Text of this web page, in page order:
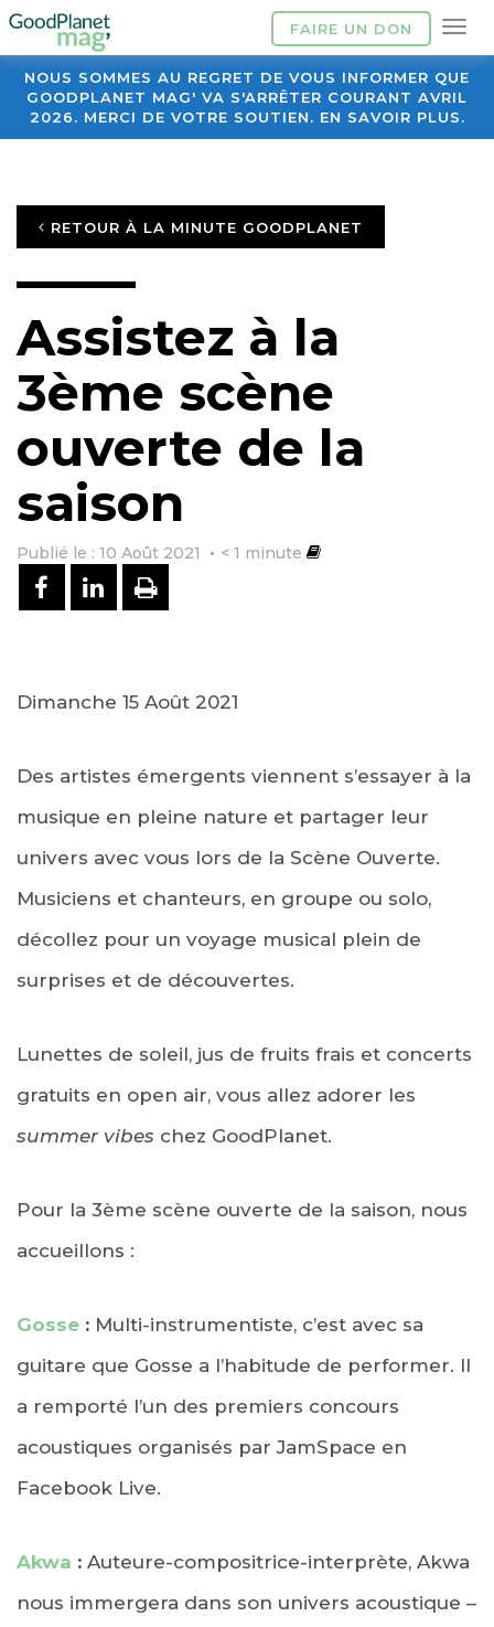
FAIRE UN DON
NOUS SOMMES AU REGRET DE VOUS INFORMER QUE
GOODPLANET MAG' VA S'ARRÊTER COURANT AVRIL
2026. MERCI DE VOTRE SOUTIEN. EN SAVOIR PLUS.
RETOUR À LA MINUTE GOODPLANET
Assistez à la
3ème scène
ouverte de la
saison
Publié le : 10 Août 2021 < 1 minute
PARTAGER SUR FACEBOOK
PARTAGER SUR LINKEDIN
IMPRIMER
Dimanche 15 Août 2021
Des artistes émergents viennent s’essayer à la
musique en pleine nature et partager leur
univers avec vous lors de la Scène Ouverte.
Musiciens et chanteurs, en groupe ou solo,
décollez pour un voyage musical plein de
surprises et de découvertes.
Lunettes de soleil, jus de fruits frais et concerts
gratuits en open air, vous allez adorer les
summer vibes chez GoodPlanet.
Pour la 3ème scène ouverte de la saison, nous
accueillons :
Gosse : Multi-instrumentiste, c’est avec sa
guitare que Gosse a l’habitude de performer. Il
a remporté l’un des premiers concours
acoustiques organisés par JamSpace en
Facebook Live.
Akwa : Auteure-compositrice-interprète, Akwa
nous immergera dans son univers acoustique –